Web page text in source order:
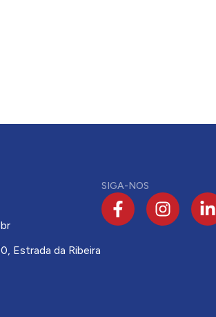
Estrada da Ribeira
SIGA-NOS